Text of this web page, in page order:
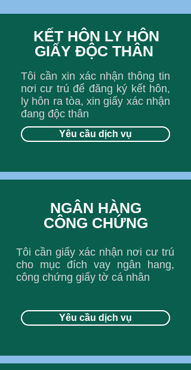
KẾT HÔN LY HÔN
GIẤY ĐỘC THÂN
Tôi cần xin xác nhận thông tin
nơi cư trú để đăng ký kết hôn,
ly hôn ra tòa, xin giấy xác nhận
đang độc thân
Yêu cầu dịch vụ
NGÂN HÀNG
CÔNG CHỨNG
Tôi cần giấy xác nhận nơi cư trú
cho mục đích vay ngân hang,
công chứng giấy tờ cá nhân
Yêu cầu dịch vụ